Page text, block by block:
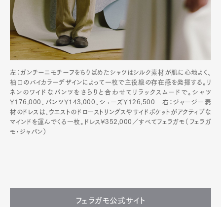
左：ガンチーニモチーフをちりばめたシャツはシルク素材が肌に心地よく、
袖口のバイカラーデザインによって一枚で主役級の存在感を発揮する。リ
ネンのワイドなパンツをさらりと合わせてリラックスムードで。シャツ
¥176,000、パンツ¥143,000、シューズ¥126,500 右：ジャージー素
材のドレスは、ウエストのドローストリングスやサイドポケットがアクティブな
マインドを運んでくる一枚。ドレス¥352,000／すべてフェラガモ（フェラガ
モ・ジャパン）
フェラガモ公式サイト